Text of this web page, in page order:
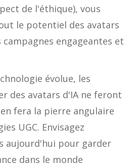
de l'éthique), vous
le potentiel des avatars
engageantes et
évolue, les
des avatars d'IA ne feront
fera la pierre angulaire
UGC. Envisagez
aujourd'hui pour garder
dans le monde